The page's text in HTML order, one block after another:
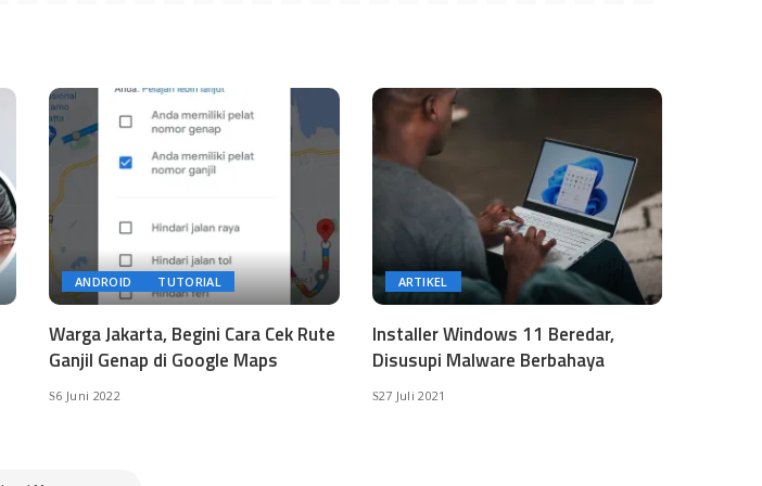
ANDROID TUTORIAL
Warga Jakarta, Begini Cara Cek Rute
Ganjil Genap di Google Maps
6 Juni 2022
ARTIKEL
Installer Windows 11 Beredar,
Disusupi Malware Berbahaya
27 Juli 2021